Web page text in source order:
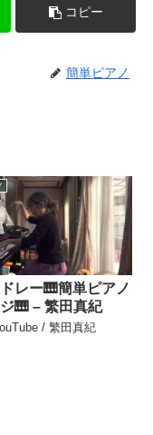
コピー
簡単ピアノ
レー🎹簡単ピアノ
🎹 – 繁田真紀
/ 繁田真紀